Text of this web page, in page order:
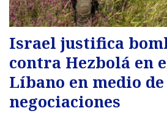
Israel justifica
contra Hezbolá en
Líbano en medio
negociaciones